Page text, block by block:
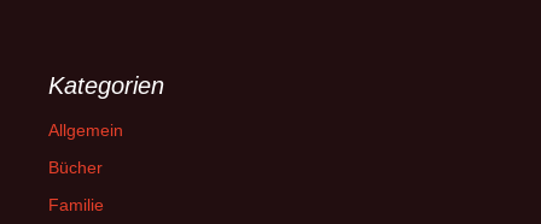
Kategorien
Allgemein
Bücher
Familie